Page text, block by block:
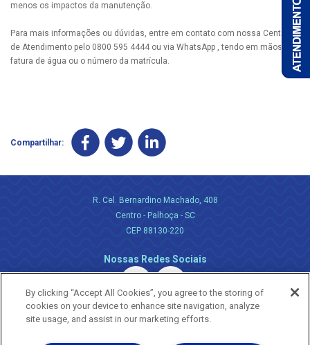
menos os impactos da manutenção.
Para mais informações ou dúvidas, entre em contato com nossa Central
de Atendimento pelo 0800 595 4444 ou via WhatsApp , tendo em mãos a
fatura de água ou o número da matrícula.
Compartilhar:
R. Cel. Bernardino Machado, 408
Centro - Palhoça - SC
CEP 88130-220
Nossas Redes Sociais
By clicking “Accept All Cookies”, you agree to the storing of
cookies on your device to enhance site navigation, analyze
site usage, and assist in our marketing efforts.